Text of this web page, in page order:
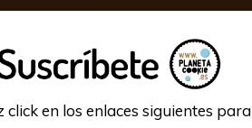
click en los enlaces siguientes para